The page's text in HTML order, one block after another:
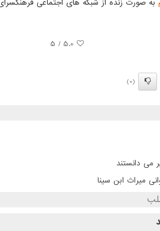
به صورت زنده از شبکه های اجتماعی
5.0
/
5
(0)
می دانستند
میراث ابن سینا